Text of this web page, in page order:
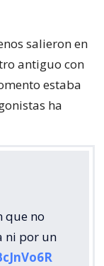
salieron en
antiguo con
estaba
ha
que no
ni por un